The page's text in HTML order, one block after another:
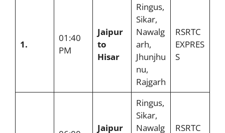
1.
01:40
PM
Jaipur
to
Hisar
Ringus,
Sikar,
Nawalg
arh,
Jhunjhu
nu,
Rajgarh
RSRTC
EXPRES
S
Jaipur
Ringus,
Sikar,
Nawalg
RSRTC